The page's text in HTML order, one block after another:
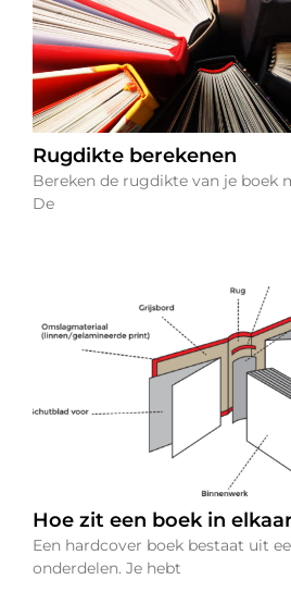
Rugdikte berekenen
Bereken de rugdikte van je boek
De
Hoe zit een boek in
Een hardcover boek bestaat uit
onderdelen. Je hebt